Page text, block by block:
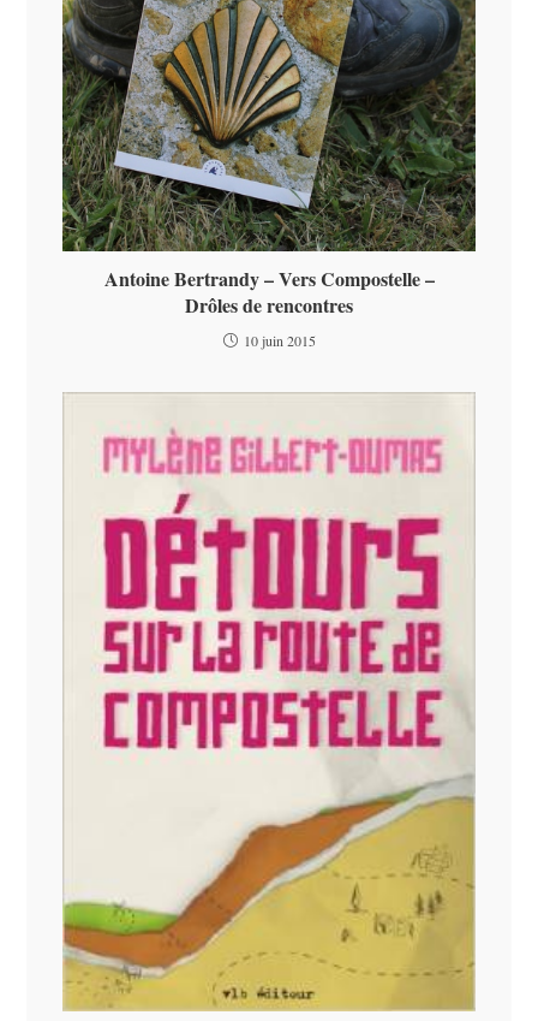
Antoine Bertrandy – Vers Compostelle –
Drôles de rencontres
10 juin 2015